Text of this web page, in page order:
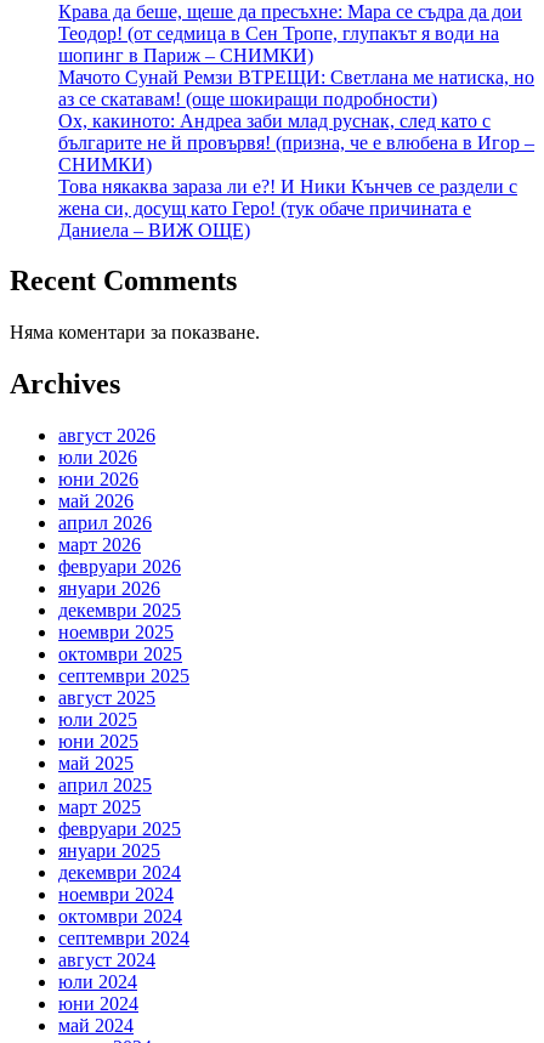
Крава да беше, щеше да пресъхне: Мара се съдра да дои
Теодор! (от седмица в Сен Тропе, глупакът я води на
шопинг в Париж – СНИМКИ)
Мачото Сунай Ремзи ВТРЕЩИ: Светлана ме натиска, но
аз се скатавам! (още шокиращи подробности)
Ох, какиното: Андреа заби млад руснак, след като с
българите не й провървя! (призна, че е влюбена в Игор –
СНИМКИ)
Това някаква зараза ли е?! И Ники Кънчев се раздели с
жена си, досущ като Геро! (тук обаче причината е
Даниела – ВИЖ ОЩЕ)
Recent Comments
Няма коментари за показване.
Archives
август 2026
юли 2026
юни 2026
май 2026
април 2026
март 2026
февруари 2026
януари 2026
декември 2025
ноември 2025
октомври 2025
септември 2025
август 2025
юли 2025
юни 2025
май 2025
април 2025
март 2025
февруари 2025
януари 2025
декември 2024
ноември 2024
октомври 2024
септември 2024
август 2024
юли 2024
юни 2024
май 2024